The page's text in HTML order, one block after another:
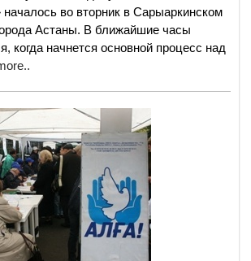
во вторник в Сарыаркинском
Астаны. В ближайшие часы
когда начнется основной процесс над